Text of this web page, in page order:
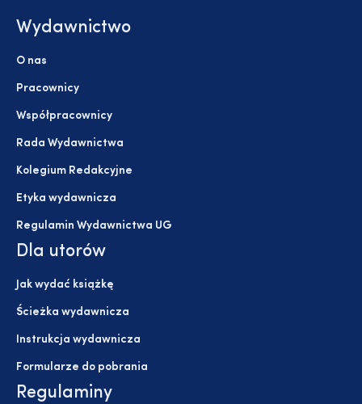
Wydawnictwo
O nas
Pracownicy
Współpracownicy
Rada Wydawnictwa
Kolegium Redakcyjne
Etyka wydawnicza
Regulamin Wydawnictwa UG
Dla utorów
Jak wydać książkę
Ścieżka wydawnicza
Instrukcja wydawnicza
Formularze do pobrania
Regulaminy